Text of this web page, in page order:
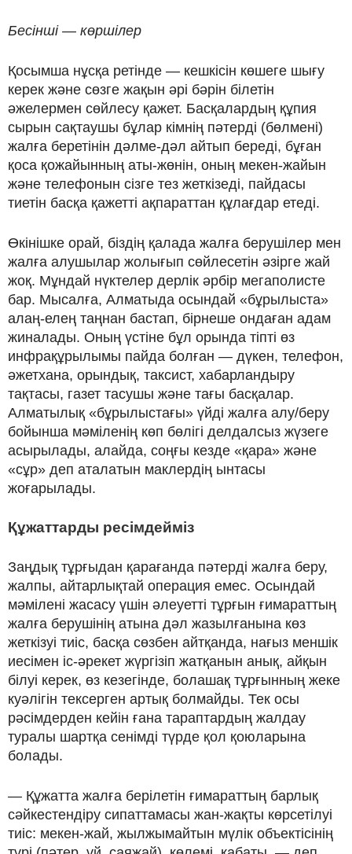
Бесінші — көршілер
Қосымша нұсқа ретінде — кешкісін көшеге шығу
керек және сөзге жақын әрі бәрін білетін
әжелермен сөйлесу қажет. Басқалардың құпия
сырын сақтаушы бұлар кімнің пәтерді (бөлмені)
жалға беретінін дәлме-дәл айтып береді, бұған
қоса қожайынның аты-жөнін, оның мекен-жайын
және телефонын сізге тез жеткізеді, пайдасы
тиетін басқа қажетті ақпараттан құлағдар етеді.
Өкінішке орай, біздің қалада жалға берушілер мен
жалға алушылар жолығып сөйлесетін әзірге жай
жоқ. Мұндай нүктелер дерлік әрбір мегаполисте
бар. Мысалға, Алматыда осындай «бұрылыста»
алаң-елең таңнан бастап, бірнеше ондаған адам
жиналады. Оның үстіне бұл орында тіпті өз
инфрақұрылымы пайда болған — дүкен, телефон,
әжетхана, орындық, таксист, хабарландыру
тақтасы, газет тасушы және тағы басқалар.
Алматылық «бұрылыстағы» үйді жалға алу/беру
бойынша мәміленің көп бөлігі делдалсыз жүзеге
асырылады, алайда, соңғы кезде «қара» және
«сұр» деп аталатын маклердің ынтасы
жоғарылады.
Құжаттарды ресімдейміз
Заңдық тұрғыдан қарағанда пәтерді жалға беру,
жалпы, айтарлықтай операция емес. Осындай
мәмілені жасасу үшін әлеуетті тұрғын ғимараттың
жалға берушінің атына дәл жазылғанына көз
жеткізуі тиіс, басқа сөзбен айтқанда, нағыз меншік
иесімен іс-әрекет жүргізіп жатқанын анық, айқын
білуі керек, өз кезегінде, болашақ тұрғынның жеке
куәлігін тексерген артық болмайды. Тек осы
рәсімдерден кейін ғана тараптардың жалдау
туралы шартқа сенімді түрде қол қоюларына
болады.
— Құжатта жалға берілетін ғимараттың барлық
сәйкестендіру сипаттамасы жан-жақты көрсетілуі
тиіс: мекен-жай, жылжымайтын мүлік объектісінің